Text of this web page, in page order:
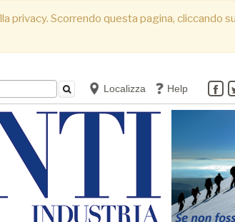
Scorrendo questa pagina, cliccando
Localizza Help